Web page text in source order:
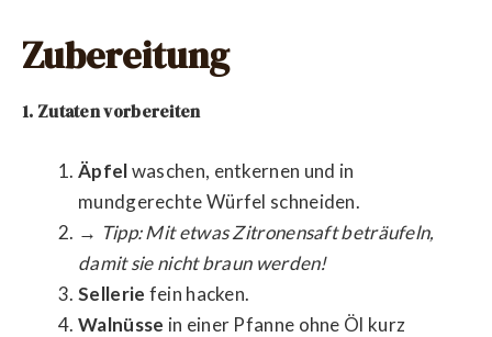
Zubereitung
1. Zutaten vorbereiten
Äpfelwaschen, entkernen und in
mundgerechte Würfel schneiden.
→ Tipp: Mit etwas Zitronensaft beträufeln,
damit sie nicht braun werden!
Sellerie fein hacken.
Walnüsse in einer Pfanne ohne Öl kurz